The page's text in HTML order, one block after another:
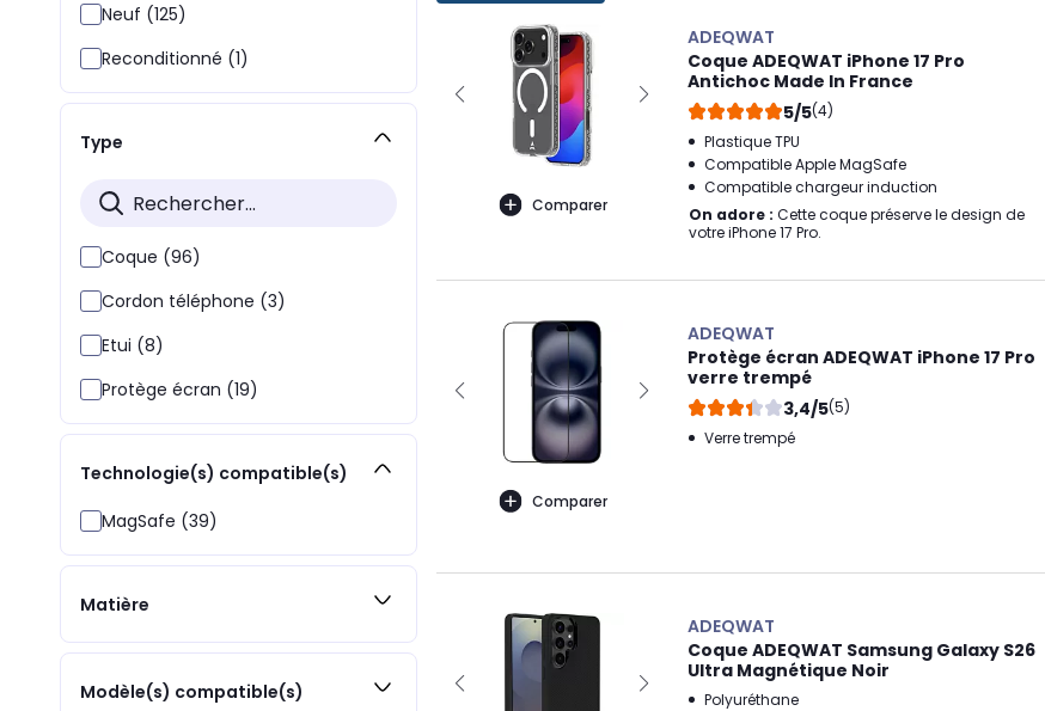
Neuf (125)
Reconditionné (1)
Type
Coque (96)
Cordon téléphone (3)
Etui (8)
Protège écran (19)
Technologie(s) compatible(s)
MagSafe (39)
Matière
Modèle(s) compatible(s)
Comparer
ADEQWAT
Coque ADEQWAT iPhone 17 Pro
Antichoc Made In France
5/5(4)
Plastique TPU
Compatible Apple MagSafe
Compatible chargeur induction
On adore : Cette coque préserve le design de
votre iPhone 17 Pro.
Comparer
ADEQWAT
Protège écran ADEQWAT iPhone 17 Pro
verre trempé
3,4/5(5)
Verre trempé
ADEQWAT
Coque ADEQWAT Samsung Galaxy S26
Ultra Magnétique Noir
Polyuréthane